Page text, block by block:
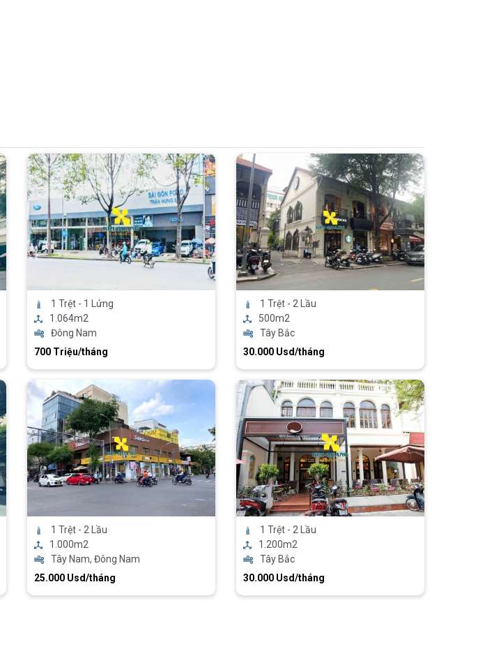
1 Trệt - 1 Lửng
1.064m2
Đông Nam
700 Triệu/tháng
1 Trệt - 2 Lầu
500m2
Tây Bắc
30.000 Usd/tháng
1 Trệt - 2 Lầu
1.000m2
Tây Nam, Đông Nam
25.000 Usd/tháng
1 Trệt - 2 Lầu
1.200m2
Tây Bắc
30.000 Usd/tháng